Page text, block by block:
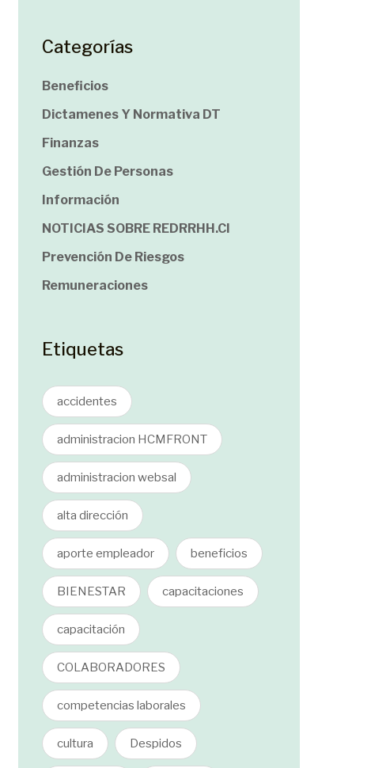
Categorías
Beneficios
Dictamenes Y Normativa DT
Finanzas
Gestión De Personas
Información
NOTICIAS SOBRE REDRRHH.cl
Prevención De Riesgos
Remuneraciones
Etiquetas
accidentes
administracion HCMFRONT
administracion websal
alta dirección
aporte empleador beneficios
BIENESTAR capacitaciones
capacitación
COLABORADORES
competencias laborales
cultura Despidos